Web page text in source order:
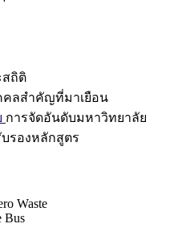
ถิติ
คลสำคัญที่มาเยือน
การจัดอันดับมหาวิทยาลัย
บรองหลักสูตร
Waste
Bus